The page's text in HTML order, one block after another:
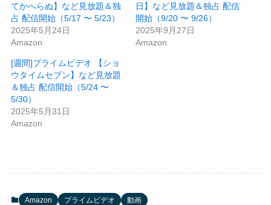
てかへらぬ】など見放題＆独
占 配信開始（5/17 〜 5/23）
2025年5月24日
Amazon
日】など見放題＆独占 配信
開始（9/20 〜 9/26）
2025年9月27日
Amazon
[週間]プライムビデオ 【ショ
ウタイムセブン】など見放題
＆独占 配信開始（5/24 〜
5/30）
2025年5月31日
Amazon
Amazon プライムビデオ 動画